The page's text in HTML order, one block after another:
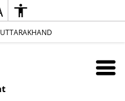
UTTARAKHAND